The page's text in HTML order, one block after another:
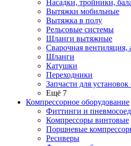
Насадки, тройники,
Вытяжки мобильные
Вытяжка в полу
Рельсовые системы
Шланги вытяжные
Сварочная вентиляция,
Шланги
Катушки
Переходники
Запчасти для
Ещё 7
Компрессорное оборудование
Фиттинги и
Компрессоры винтовые
Поршневые
Ресиверы